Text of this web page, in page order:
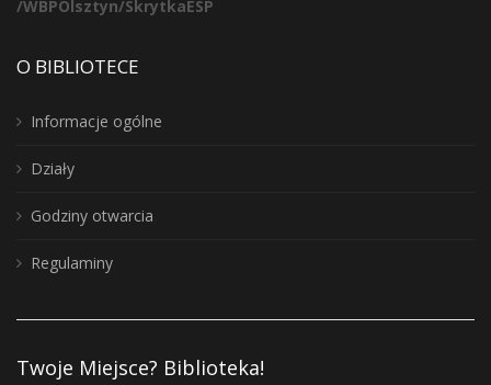
/WBPOlsztyn/SkrytkaESP
O BIBLIOTECE
Informacje ogólne
Działy
Godziny otwarcia
Regulaminy
Twoje Miejsce? Biblioteka!